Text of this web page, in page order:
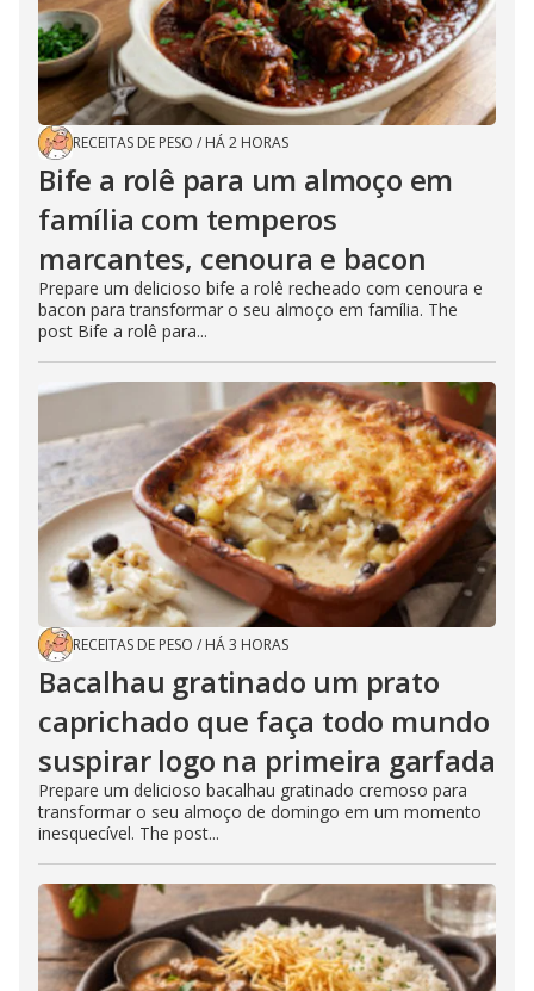
RECEITAS DE PESO / HÁ 2 HORAS
Bife a rolê para um almoço em
família com temperos
marcantes, cenoura e bacon
Prepare um delicioso bife a rolê recheado com cenoura e
bacon para transformar o seu almoço em família. The
post Bife a rolê para...
RECEITAS DE PESO / HÁ 3 HORAS
Bacalhau gratinado um prato
caprichado que faça todo mundo
suspirar logo na primeira garfada
Prepare um delicioso bacalhau gratinado cremoso para
transformar o seu almoço de domingo em um momento
inesquecível. The post...